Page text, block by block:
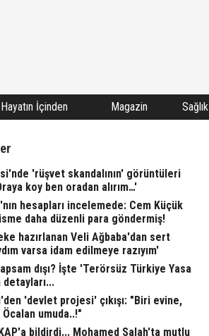
Hayatın İçinden Magazin Sağlık
'rüşvet skandalının' görüntüleri
koy ben oradan alırım…'
hesapları incelemede: Cem Küçük
isme daha düzenli para göndermiş!
hazırlanan Veli Ağbaba'dan sert
varsa idam edilmeye razıyım'
dışı? İşte 'Terörsüz Türkiye Yasa
'devlet projesi' çıkışı: "Biri evine,
umuda..!"
bildirdi... Mohamed Salah'ta mutlu